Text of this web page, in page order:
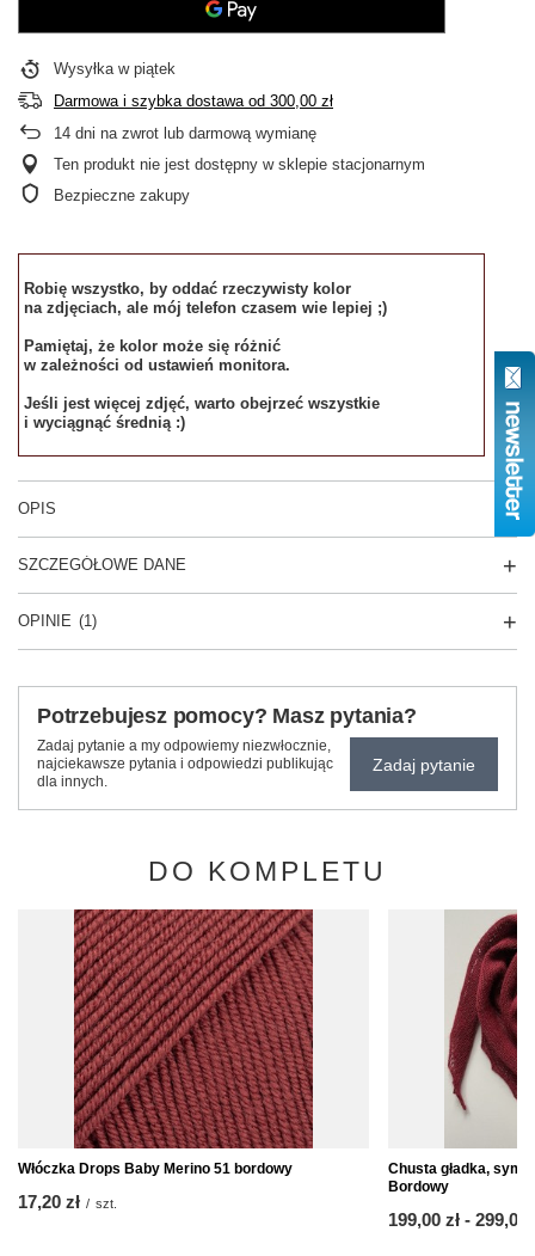
Wysyłka w piątek
Darmowa i szybka dostawaod 300,00 zł
14 dni na zwrot lub darmową wymianę
Ten produkt nie jest dostępny w sklepie stacjonarnym
Bezpieczne zakupy
Robię wszystko, by oddać rzeczywisty kolor
na zdjęciach, ale mój telefon czasem wie lepiej ;)
Pamiętaj, że kolor może się różnić
w zależności od ustawień monitora.
Jeśli jest więcej zdjęć, warto obejrzeć wszystkie
i wyciągnąć średnią :)
OPIS
SZCZEGÓŁOWE DANE
OPINIE (1)
Potrzebujesz pomocy? Masz pytania?
Zadaj pytanie a my odpowiemy niezwłocznie,
najciekawsze pytania i odpowiedzi publikując
dla innych.
Zadaj pytanie
DO KOMPLETU
Włóczka Drops Baby Merino 51 bordowy
17,20 zł / szt.
Chusta gładka,
Bordowy
od
199,00 zł - do
299,00